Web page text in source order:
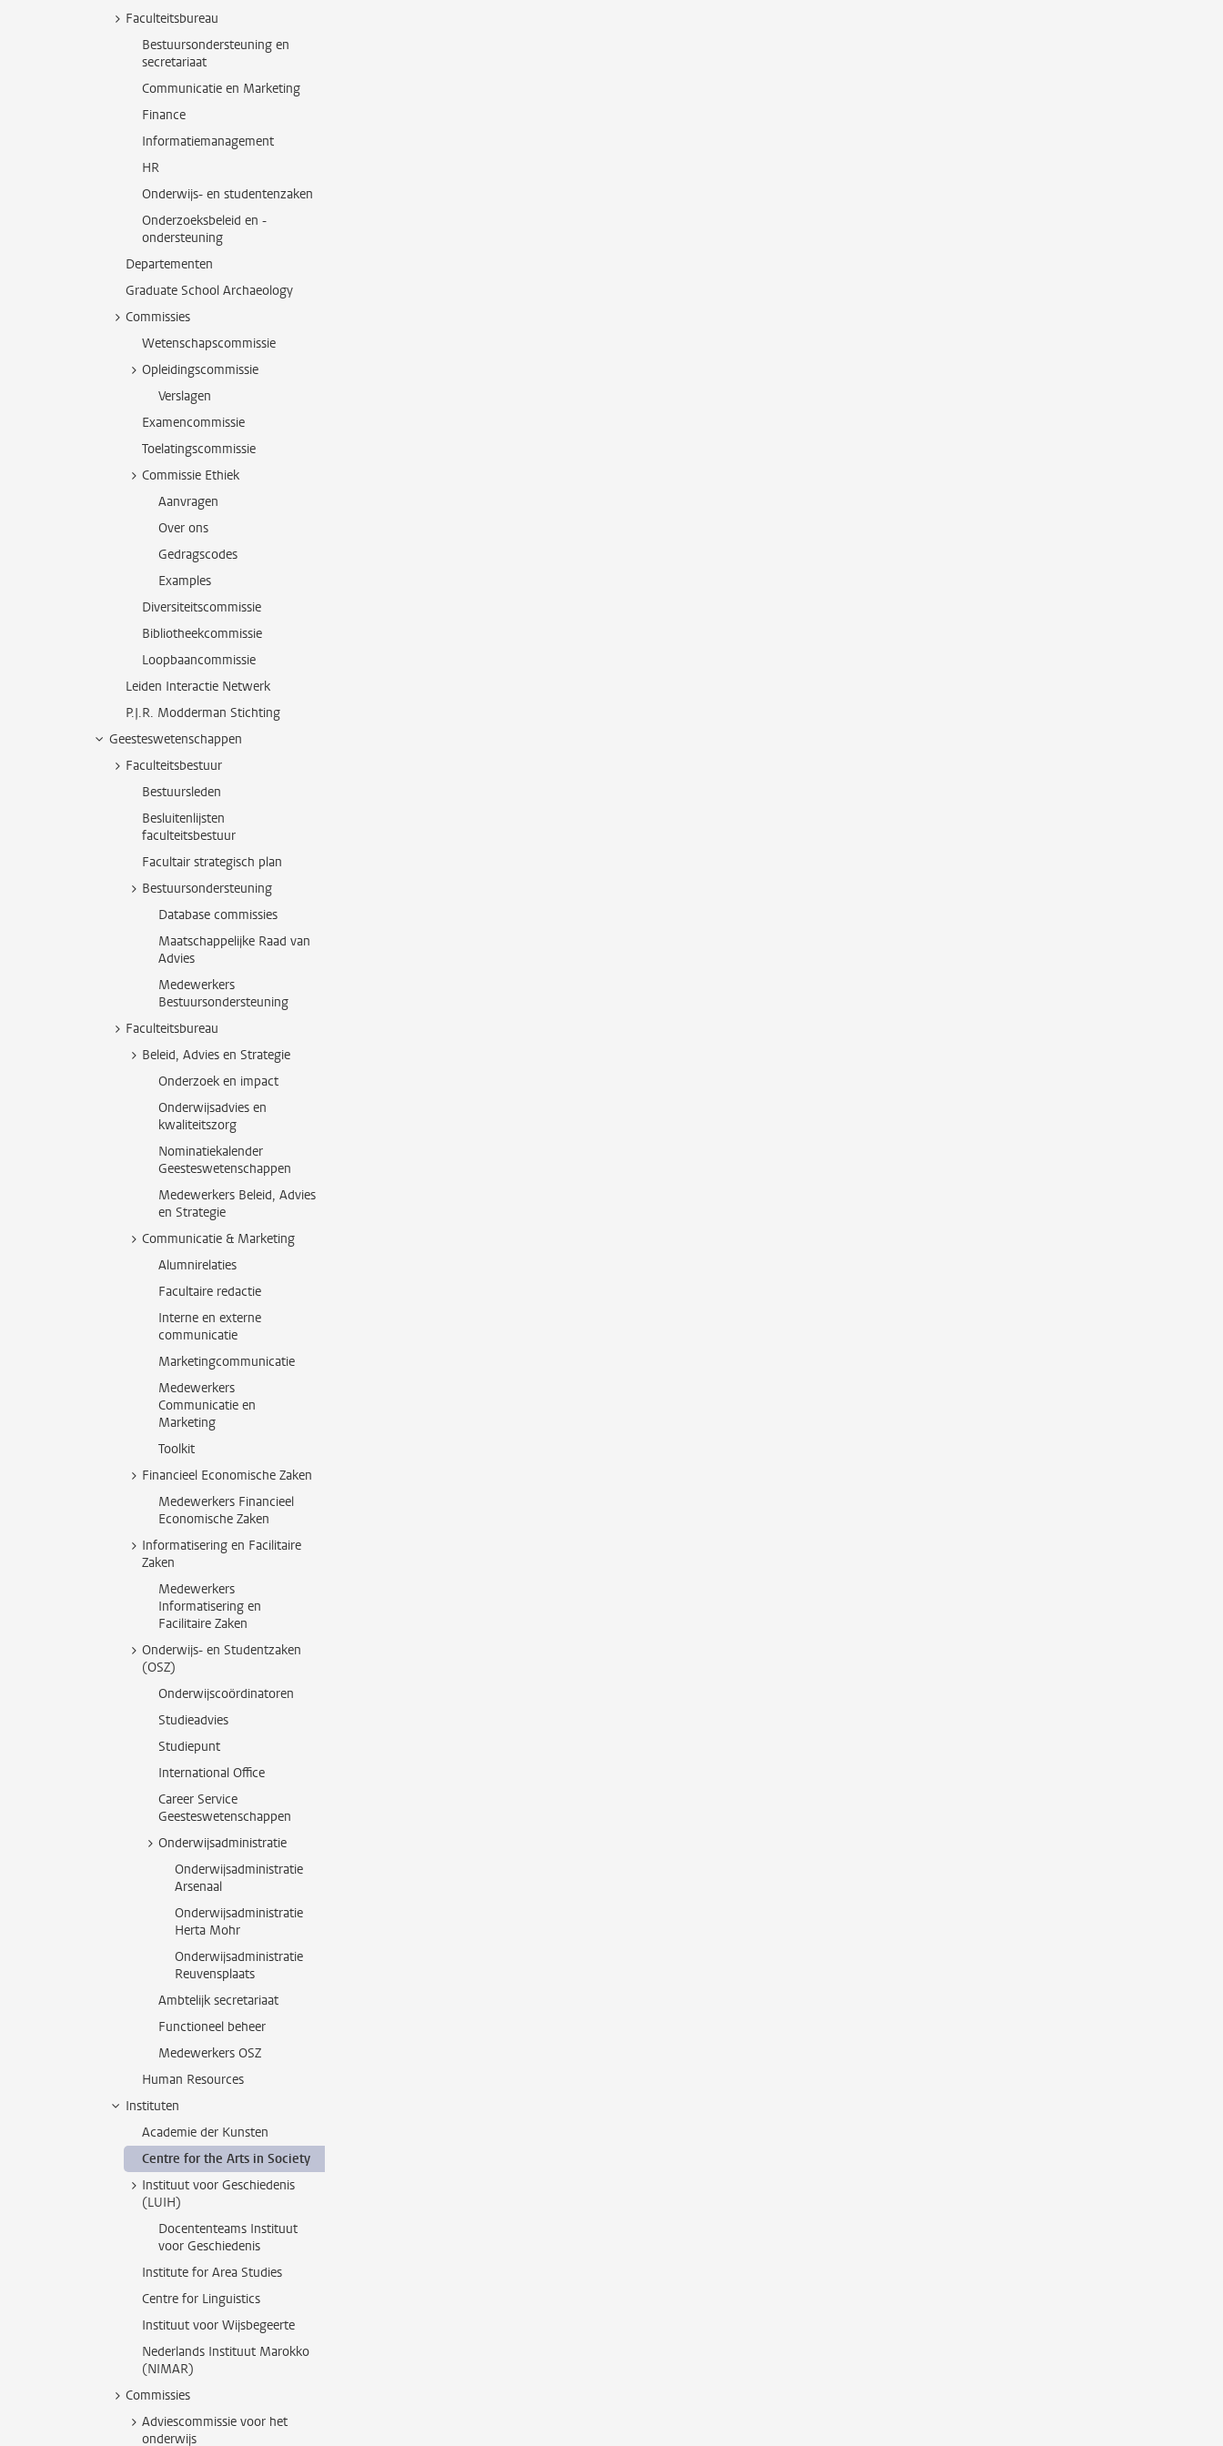
Faculteitsbureau
Bestuursondersteuning en
secretariaat
Communicatie en Marketing
Finance
Informatiemanagement
HR
Onderwijs- en studentenzaken
Onderzoeksbeleid en -
ondersteuning
Departementen
Graduate School Archaeology
Commissies
Wetenschapscommissie
Opleidingscommissie
Verslagen
Examencommissie
Toelatingscommissie
Commissie Ethiek
Aanvragen
Over ons
Gedragscodes
Examples
Diversiteitscommissie
Bibliotheekcommissie
Loopbaancommissie
Leiden Interactie Netwerk
P.J.R. Modderman Stichting
Geesteswetenschappen
Faculteitsbestuur
Bestuursleden
Besluitenlijsten
faculteitsbestuur
Facultair strategisch plan
Bestuursondersteuning
Database commissies
Maatschappelijke Raad van
Advies
Medewerkers
Bestuursondersteuning
Faculteitsbureau
Beleid, Advies en Strategie
Onderzoek en impact
Onderwijsadvies en
kwaliteitszorg
Nominatiekalender
Geesteswetenschappen
Medewerkers Beleid, Advies
en Strategie
Communicatie & Marketing
Alumnirelaties
Facultaire redactie
Interne en externe
communicatie
Marketingcommunicatie
Medewerkers
Communicatie en
Marketing
Toolkit
Financieel Economische Zaken
Medewerkers Financieel
Economische Zaken
Informatisering en Facilitaire
Zaken
Medewerkers
Informatisering en
Facilitaire Zaken
Onderwijs- en Studentzaken
(OSZ)
Onderwijscoördinatoren
Studieadvies
Studiepunt
International Office
Career Service
Geesteswetenschappen
Onderwijsadministratie
Onderwijsadministratie
Arsenaal
Onderwijsadministratie
Herta Mohr
Onderwijsadministratie
Reuvensplaats
Ambtelijk secretariaat
Functioneel beheer
Medewerkers OSZ
Human Resources
Instituten
Academie der Kunsten
Centre for the Arts in Society
Instituut voor Geschiedenis
(LUIH)
Docententeams Instituut
voor Geschiedenis
Institute for Area Studies
Centre for Linguistics
Instituut voor Wijsbegeerte
Nederlands Instituut Marokko
(NIMAR)
Commissies
Adviescommissie voor het
onderwijs